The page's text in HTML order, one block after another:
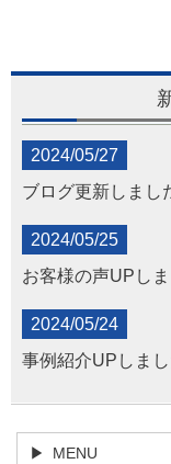
2024/05/27
ブログ更新しまし
2024/05/25
お客様の声UPし
2024/05/24
事例紹介UPしまし
MENU